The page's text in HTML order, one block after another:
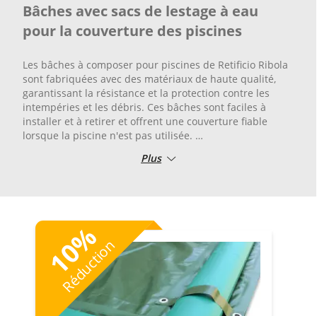
Bâches avec sacs de lestage à eau
pour la couverture des piscines
Les bâches à composer pour piscines de Retificio Ribola
sont fabriquées avec des matériaux de haute qualité,
garantissant la résistance et la protection contre les
intempéries et les débris. Ces bâches sont faciles à
installer et à retirer et offrent une couverture fiable
lorsque la piscine n'est pas utilisée.
Choisissez la bâche à composer pour piscine de Retificio
prête à être utilisée.
Avec nos bâches à composer pour piscines, vous pouvez
être certains que votre piscine est toujours bien
protégée et prête à être utilisée. Achetez-les aujourd’hui
et découvrez pourquoi nos clients choisissent toujours
Retificio Ribola pour des couvertures de piscines de
Plus
10
%
Réduction